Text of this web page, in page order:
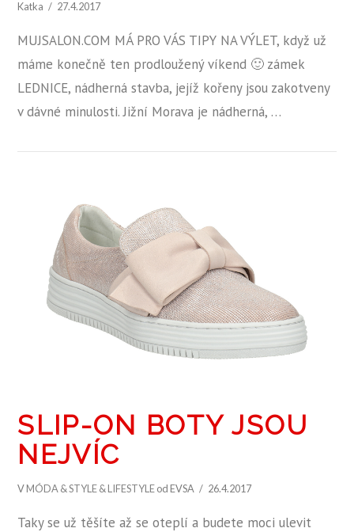
Katka
27.4.2017
MUJSALON.COM MÁ PRO VÁS TIPY NA VÝLET, když už
máme konečně ten prodloužený víkend 🙂 zámek
LEDNICE, nádherná stavba, jejíž kořeny jsou zakotveny
v dávné minulosti. Jižní Morava je nádherná, …
SLIP-ON BOTY JSOU
NEJVÍC
VMÓDA & STYLE & LIFESTYLEod EVSA 26.4.2017
Taky se už těšíte až se oteplí a budete moci ulevit